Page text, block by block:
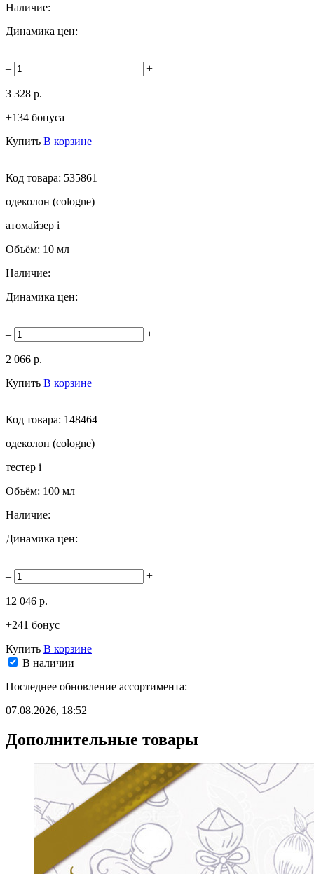
Наличие:
Динамика цен:
– +
3 328 р.
+134 бонуса
Купить В корзине
Код товара: 535861
одеколон (cologne)
атомайзер i
Объём: 10 мл
Наличие:
Динамика цен:
– +
2 066 р.
Купить В корзине
Код товара: 148464
одеколон (cologne)
тестер i
Объём: 100 мл
Наличие:
Динамика цен:
– +
12 046 р.
+241 бонус
Купить В корзине
В наличии
Последнее обновление ассортимента:
07.08.2026, 18:52
Дополнительные товары